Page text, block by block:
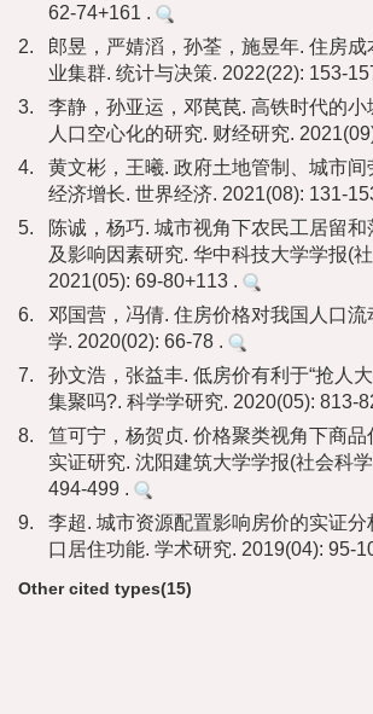
62-74+161 .
2.
郎昱，严婧滔，孙荃，施昱年. 住房
业集群. 统计与决策. 2022(22): 153-
3.
李静，孙亚运，邓苠苠. 高铁时代的
人口空心化的研究. 财经研究.
4.
黄文彬，王曦. 政府土地管制、城市
经济增长. 世界经济. 2021(08): 131-
5.
陈诚，杨巧. 城市视角下农民工居留
及影响因素研究. 华中科技大学学报(
2021(05): 69-80+113 .
6.
邓国营，冯倩. 住房价格对我国人口
学. 2020(02): 66-78 .
7.
孙文浩，张益丰. 低房价有利于“抢人
集聚吗?. 科学学研究. 2020(05): 813-
8.
笪可宁，杨贺贞. 价格聚类视角下商
实证研究. 沈阳建筑大学学报(社会科
494-499 .
9.
李超. 城市资源配置影响房价的实证分
口居住功能. 学术研究. 2019(04): 95-
Other cited types(15)